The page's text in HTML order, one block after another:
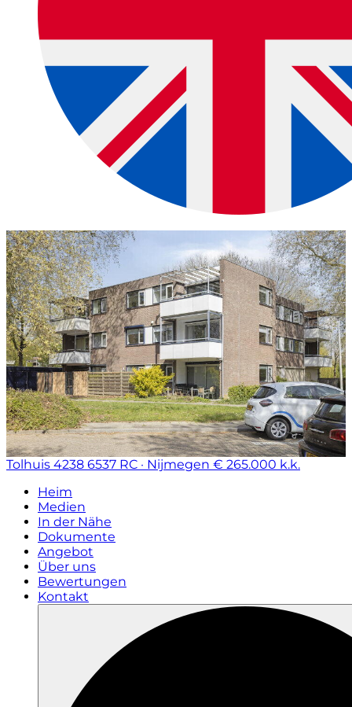
Tolhuis 4238 6537 RC · Nijmegen € 265.000 k.k.
Heim
Medien
In der Nähe
Dokumente
Angebot
Über uns
Bewertungen
Kontakt